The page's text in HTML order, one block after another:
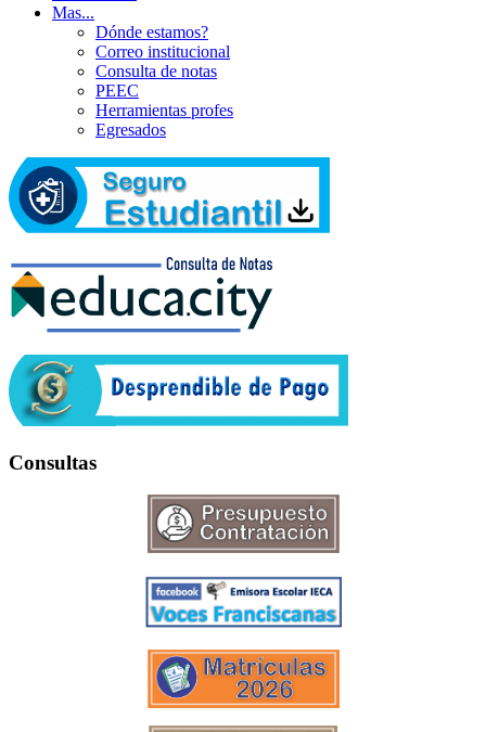
Mas...
Dónde estamos?
Correo institucional
Consulta de notas
PEEC
Herramientas profes
Egresados
Consultas